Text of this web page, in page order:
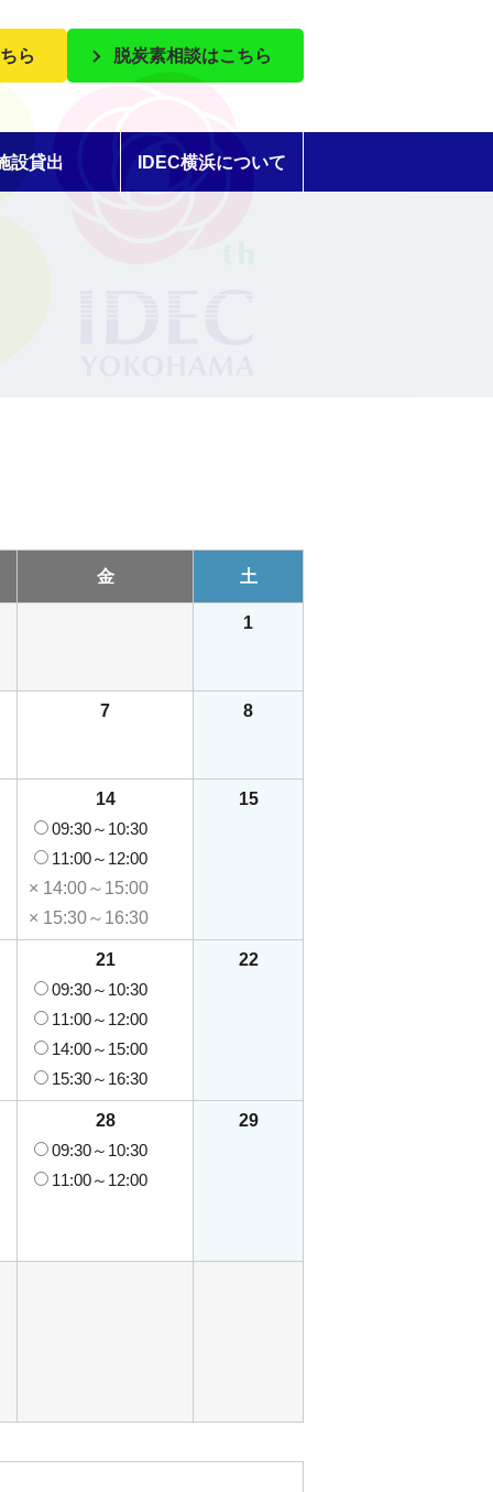
ら 脱炭素相談はこちら
設貸出 IDEC横浜について
金 土
1
7 8
14
09:30～10:30
11:00～12:00
× 14:00～15:00
× 15:30～16:30
15
21
09:30～10:30
11:00～12:00
14:00～15:00
15:30～16:30
22
28
09:30～10:30
11:00～12:00
29